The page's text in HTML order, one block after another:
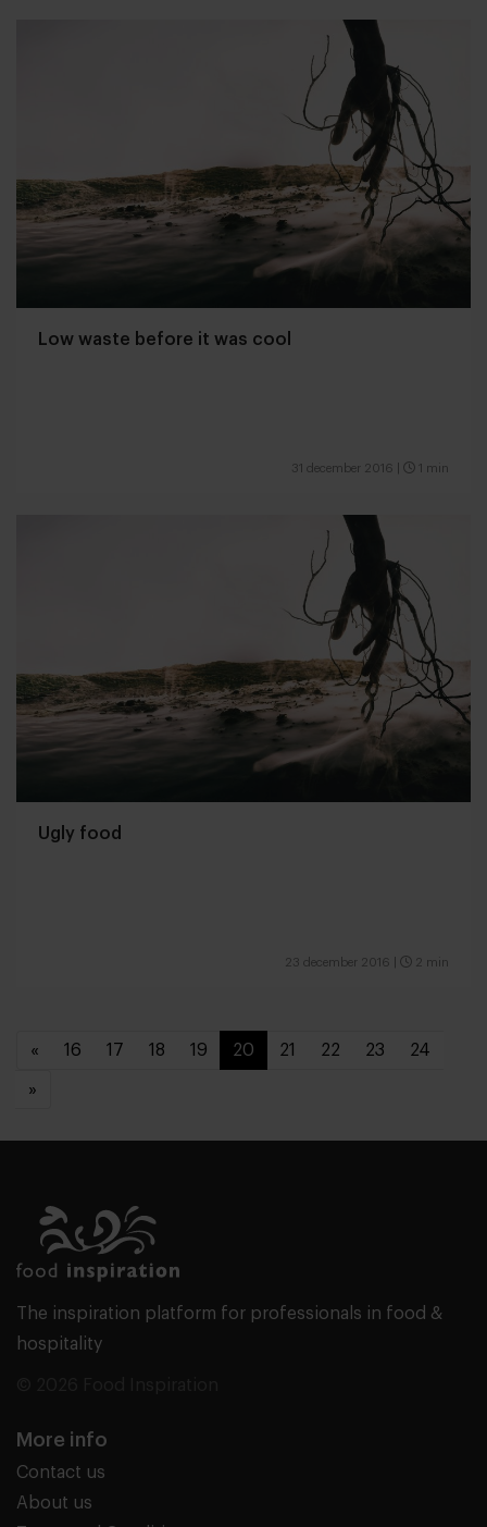
Low waste before it was cool
31 december 2016 1 min
Ugly food
23 december 2016 2 min
« 16 17 18 19 20 21 22 23 24
»
The inspiration platform for professionals in food &
hospitality
More info
Contact us
About us